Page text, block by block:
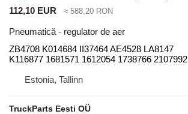
112,10 EUR ≈ 588,20 RON
Pneumatică - regulator de aer
ZB4708 K014684 II37464 AE4528 LA8147
K116877 1681571 1612054 1738766 2107992
Estonia, Tallinn
TruckParts Eesti OÜ